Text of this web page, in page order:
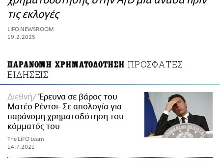
ΑΜΠΑ
PRINT
τις εκλογές
LIFO NEWSROOM
19.2.2025
ΠΑΡΑΝΟΜΗ ΧΡΗΜΑΤΟΔΟΤΗΣΗ ΠΡΟΣΦΑΤΕΣ
ΕΙΔΗΣΕΙΣ
Διεθνή
Έρευνα σε βάρος του
Ματέο Ρέντσι- Σε απολογία για
παράνομη χρηματοδότηση του
κόμματός του
The LiFO team
14.7.2021